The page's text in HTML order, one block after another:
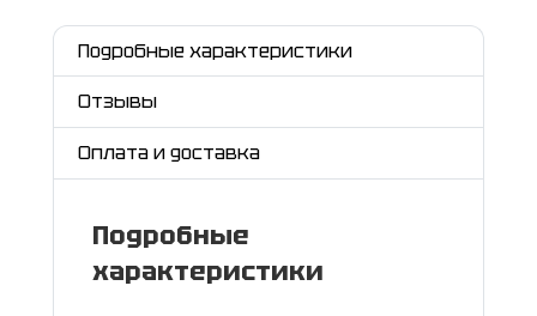
Подробные характеристики
Отзывы
Оплата и доставка
Подробные
характеристики